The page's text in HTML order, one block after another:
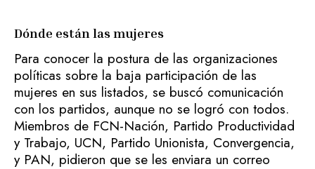
Dónde están las mujeres
Para conocer la postura de las organizaciones
políticas sobre la baja participación de las
mujeres en sus listados, se buscó comunicación
con los partidos, aunque no se logró con todos.
Miembros de FCN-Nación, Partido Productividad
y Trabajo, UCN, Partido Unionista, Convergencia,
y PAN, pidieron que se les enviara un correo